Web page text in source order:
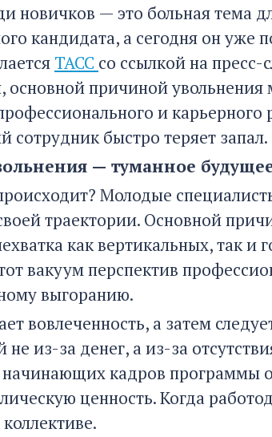
новичков — это больная тема
кандидата, а сегодня он уже
ТАСС со ссылкой на
основной причиной увольнения
и
сотрудник быстро теряет запал.
— туманное
Молодые
траектории. Основной
как вертикальных, так
вакуум перспектив
выгоранию.
вовлеченность, а затем
не из-за денег, а из-за
кадров программы
ценность. Когда